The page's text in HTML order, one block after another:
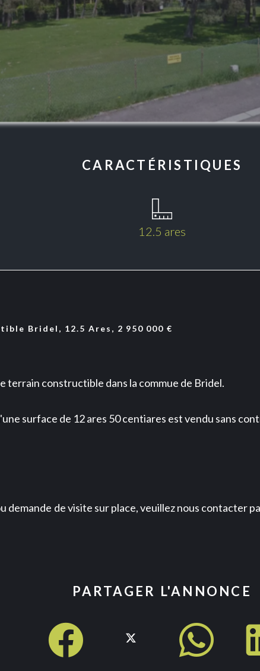
CARACTÉRISTIQUES
12.5 ares
Bridel, 12.5 Ares, 2 950 000 €
terrain constructible dans la commue de Bridel.
surface de 12 ares 50 centiares est vendu sans
de visite sur place, veuillez nous contacter
PARTAGER L'ANNONCE